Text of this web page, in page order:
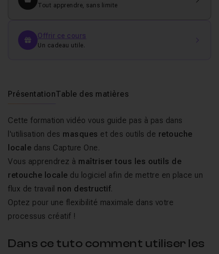
Tout apprendre, sans limite
Offrir ce cours
Un cadeau utile.
PrésentationTable des matières
Cette formation vidéo vous guide pas à pas dans
l'utilisation des masques et des outils de retouche
locale dans Capture One.
Vous apprendrez à maîtriser tous les outils de
retouche locale du logiciel afin de mettre en place un
flux de travail non destructif.
Optez pour une flexibilité maximale dans votre
processus créatif !
Dans ce tuto comment utiliser les